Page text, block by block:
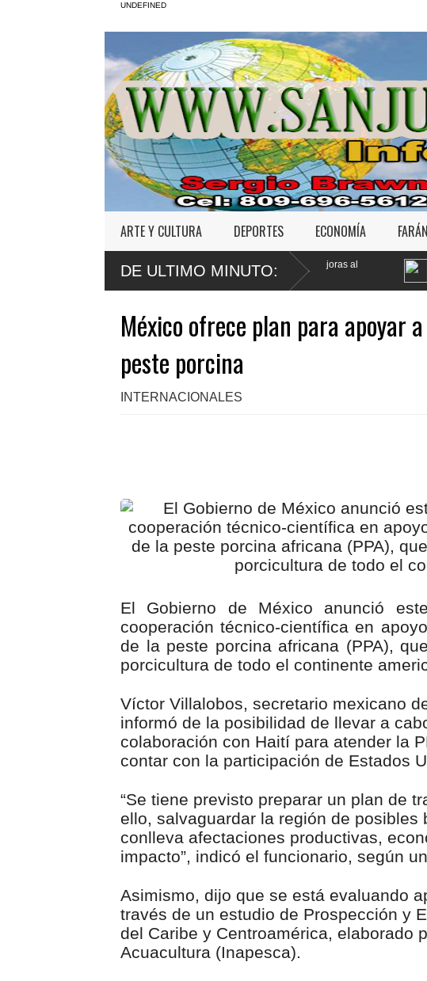
UNDEFINED
ARTE Y CULTURA DEPORTES ECONOMÍA
DE ULTIMO MINUTO:
Poder Ejecutivo promulga mejoras al
Código Penal
Tribunal fija para
México ofrece plan para apoyar
peste porcina
INTERNACIONALES
El Gobierno de México anunció
cooperación técnico-científica en
de la peste porcina africana (PPA),
porcicultura de todo el continente
Víctor Villalobos, secretario mexicano
informó de la posibilidad de llevar a
colaboración con Haití para atender la
contar con la participación de Estados
“Se tiene previsto preparar un plan de
ello, salvaguardar la región de posibles
conlleva afectaciones productivas,
impacto”, indicó el funcionario, según
Asimismo, dijo que se está evaluando
través de un estudio de Prospección y
del Caribe y Centroamérica, elaborado
Acuacultura (Inapesca).